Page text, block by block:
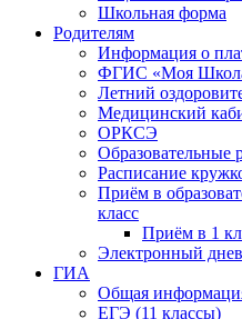
Школьная форма
Родителям
Информация о
ФГИС «Моя
Летний
Медицинский
ОРКСЭ
Образовательные
Расписание
Приём в
класс
Приём в 1
Электронный
ГИА
Общая
ЕГЭ (11 классы)